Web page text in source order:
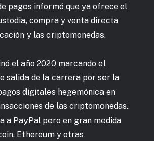
pagos informó que ya ofrece el
compra y venta directa
y las criptomonedas.
el año 2020 marcando el
salida de la carrera por ser la
digitales hegemónica en
de las criptomonedas.
a PayPal pero en gran medida
Ethereum y otras